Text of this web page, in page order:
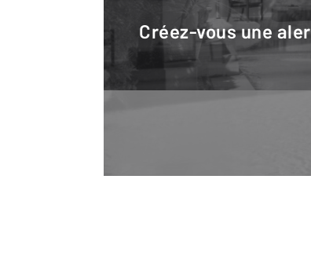
Créez-vous une alerte mail pour être averti quand une annonce est en ligne et consultez la